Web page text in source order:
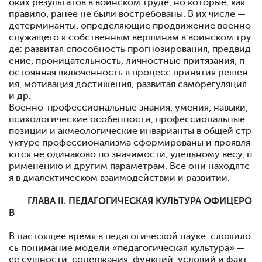
оких результатов в воинском труде, но которые, как
правило, ранее не были востребованы. В их числе —
детерминанты, определяющие продвижение военно
служащего к собственным вершинам в воинском тру
де: развитая способность прогнозирования, предвид
ение, проницательность, личностные притязания, п
о­стоянная включенность в процесс принятия решен
ия, моти­вация достижения, развитая саморегуляция
и др.
Военно-профессиональные знания, умения, навыки,
пси­хологические особенности, профессиональные
позиции и акмеологические инварианты в общей стр
уктуре професси­онализма сформированы и проявля
ются не одинаково по значимости, удельному весу, п
рименению и другим пара­метрам. Все они находятс
я в диалектическом взаимодей­ствии и развитии.
ГЛАВА II. ПЕДАГОГИЧЕСКАЯ КУЛЬТУРА ОФИЦЕРО
В
В настоящее время в педагогической науке сложило
сь понимание модели «педагогическая культу­ра» —
ее сущности, содержания, функций, условий и фак­т